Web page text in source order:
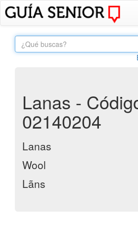
Lanas -
02140204
Lanas
Wool
Lãns